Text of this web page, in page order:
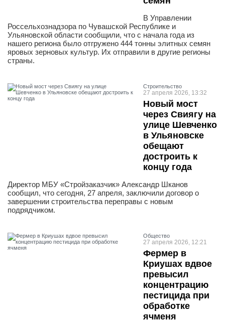
В Управлении
Россельхознадзора по Чувашской Республике и
Ульяновской области сообщили, что с начала года из
нашего региона было отгружено 444 тонны элитных семян
яровых зерновых культур. Их отправили в другие регионы
страны.
Строительство
27 апреля 2026, 13:32
Новый мост
через Свиягу на
улице Шевченко
в Ульяновске
обещают
достроить к
концу года
Директор МБУ «Стройзаказчик» Александр Шканов
сообщил, что сегодня, 27 апреля, заключили договор о
завершении строительства переправы с новым
подрядчиком.
Общество
27 апреля 2026, 12:21
Фермер в
Криушах вдвое
превысил
концентрацию
пестицида при
обработке
ячменя